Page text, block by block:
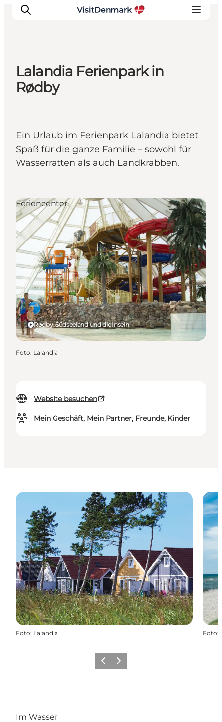
Inspiration
Regionen
Reiseplanung
Lalandia Ferienpark in
Rødby
Ein Urlaub im Ferienpark Lalandia bietet
Spaß für die ganze Familie – sowohl für
Wasserratten als auch Landkrabben.
Website besuchen
Mein Geschäft, Mein Partner, Freunde, Kinder
Rødby, Südseeland und die Inseln
Feriencenter
Foto: Lalandia
Foto: Lalandia Foto:
ZurückWeiter
Im Wasser